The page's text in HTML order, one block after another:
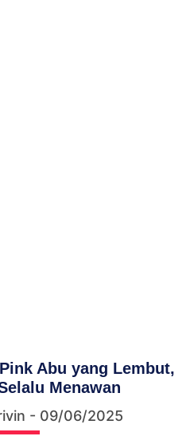
Abu yang Lembut,
Menawan
- 09/06/2025